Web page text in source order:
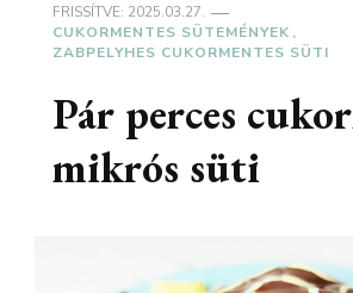
FRISSÍTVE: 2025.03.27.
CUKORMENTES SÜTEMÉNYEK
ZABPELYHES CUKORMENTES SÜTI
Pár perces
mikrós süti